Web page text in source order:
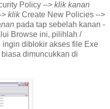
Policy --> klik kanan
> klikCreate New Policies -->
pada tap sebelah kanan -
Browse ini, pilihlah /
ingin diblokir akses file Exe
dimuncukkan di